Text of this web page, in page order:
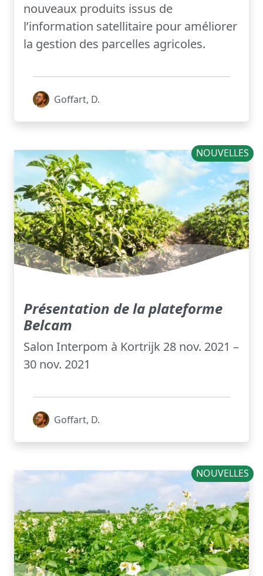
nouveaux produits issus de
l’information satellitaire pour améliorer
la gestion des parcelles agricoles.
Goffart, D.
NOUVELLES
Présentation de la plateforme
Belcam
Salon Interpom à Kortrijk 28 nov. 2021 –
30 nov. 2021
Goffart, D.
NOUVELLES